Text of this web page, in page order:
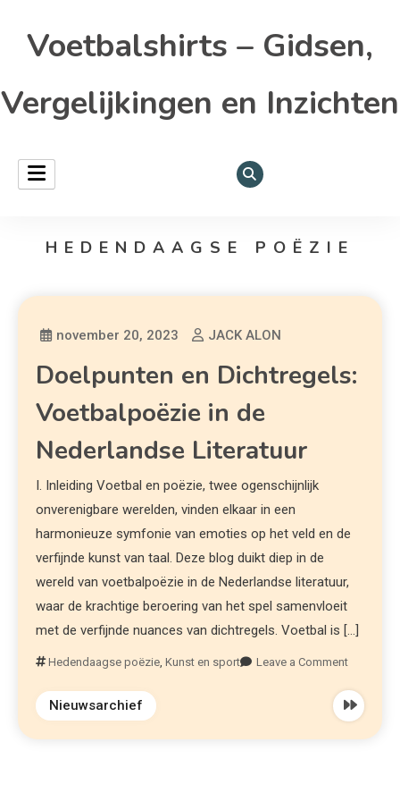
Voetbalshirts – Gidsen,
Vergelijkingen en Inzichten
HEDENDAAGSE POËZIE
november 20, 2023 JACK ALON
Doelpunten en Dichtregels:
Voetbalpoëzie in de
Nederlandse Literatuur
I. Inleiding Voetbal en poëzie, twee ogenschijnlijk
onverenigbare werelden, vinden elkaar in een
harmonieuze symfonie van emoties op het veld en de
verfijnde kunst van taal. Deze blog duikt diep in de
wereld van voetbalpoëzie in de Nederlandse literatuur,
waar de krachtige beroering van het spel samenvloeit
met de verfijnde nuances van dichtregels. Voetbal is […]
Hedendaagse poëzie,Kunst en sport Leave a Comment
Nieuwsarchief